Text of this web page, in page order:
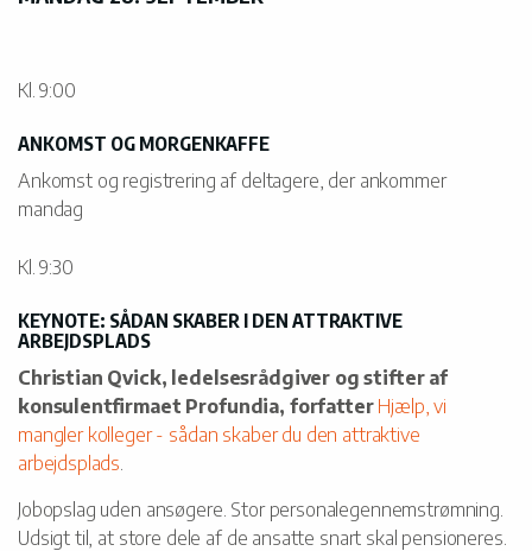
Kl. 9:00
ANKOMST OG MORGENKAFFE
Ankomst og registrering af deltagere, der ankommer
mandag
Kl. 9:30
KEYNOTE: SÅDAN SKABER I DEN ATTRAKTIVE
ARBEJDSPLADS
Christian Qvick, ledelsesrådgiver og stifter af
konsulentfirmaet Profundia, forfatter Hjælp, vi
mangler kolleger - sådan skaber du den attraktive
arbejdsplads
Jobopslag uden ansøgere. Stor personalegennemstrømning.
Udsigt til, at store dele af de ansatte snart skal pensioneres.